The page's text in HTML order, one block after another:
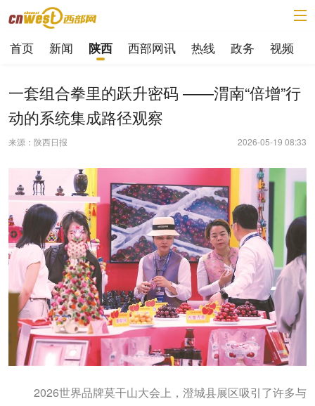
首页 新闻 陕西 西部网讯 热线 政务 视频
一套组合拳里的跃升密码 ——渭南“倍增”行
动的系统集成路径观察
来源：陕西日报 2026-05-19 08:33
2026世界品牌莫干山大会上，澄城县展区吸引了许多与